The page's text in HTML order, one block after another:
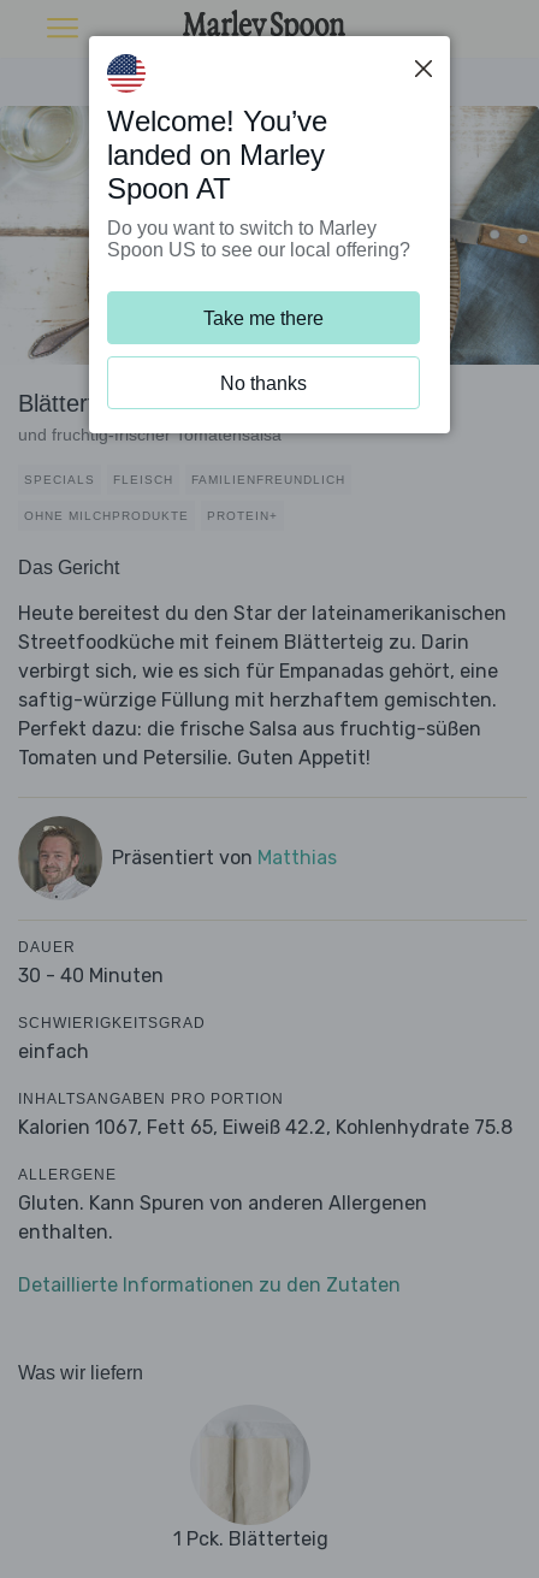
Blätterteig-Empanadas mit Hackfleisch
und fruchtig-frischer Tomatensalsa
SPECIALS FLEISCH FAMILIENFREUNDLICH
OHNE MILCHPRODUKTE PROTEIN+
Das Gericht
Heute bereitest du den Star der lateinamerikanischen
Streetfoodküche mit feinem Blätterteig zu. Darin
verbirgt sich, wie es sich für Empanadas gehört, eine
saftig-würzige Füllung mit herzhaftem gemischten.
Perfekt dazu: die frische Salsa aus fruchtig-süßen
Tomaten und Petersilie. Guten Appetit!
Präsentiert von Matthias
DAUER
30 - 40 Minuten
SCHWIERIGKEITSGRAD
einfach
INHALTSANGABEN PRO PORTION
Kalorien 1067, Fett 65, Eiweiß 42.2, Kohlenhydrate 75.8
ALLERGENE
Gluten. Kann Spuren von anderen Allergenen
enthalten.
Detaillierte Informationen zu den Zutaten
Was wir liefern
1 Pck. Blätterteig
Welcome! You’ve
landed on Marley
Spoon AT
Do you want to switch to Marley
Spoon US to see our local offering?
Take me there
No thanks